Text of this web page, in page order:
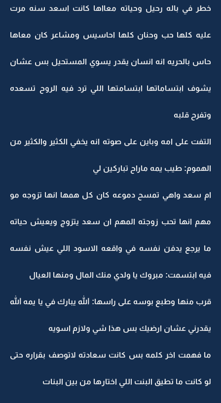
خطر في باله رحيل وحياته معااها كانت اسعد سنه مرت
عليه كلها حب وحنان كلها احاسيس ومشاعر كان معاها
حاس بالحريه انه انسان يقدر يسوي المستحيل بس عشان
يشوف ابتساماتها ابتسامتها اللي ترد فيه الروح تسعده
وتفرح قلبه
التفت على امه وباين على صوته انه يخفي الكثير والكثير من
الهموم: طيب يمه ماراح تباركين لي
ام سعد واهي تمسح دموعه كان كل همها انها تزوجه مو
مهم انها تحب زوجته المهم ان سعد يتزوج ويعيش حياته
ما يرجع يدفن نفسه في واقعه الاسود اللي عيش نفسه
فيه ابتسمت: مبروك يا ولدي منك المال ومنها العيال
قرب منها وطبع بوسه على راسها: الله يبارك في يا يمه الله
يقدرني عشان ارضيك بس هذا شي ولازم اسويه
ما فهمت اخر كلمه بس كانت سعادته لاتوصف بقراره حتى
لو كانت ما تطيق البنت اللي اختارها من بين البنات